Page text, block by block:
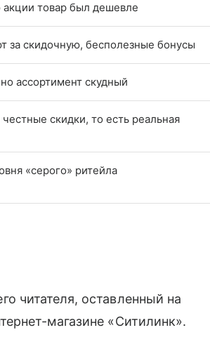
товар был дешевле
скидочную, бесполезные бонусы
ассортимент скудный
скидки, то есть реальная
«серого» ритейла
читателя, оставленный на
магазине «Ситилинк».